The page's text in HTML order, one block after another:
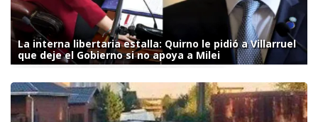
La interna libertaria estalla: Quirno le pidió a Villarruel
que deje el Gobierno si no apoya a Milei